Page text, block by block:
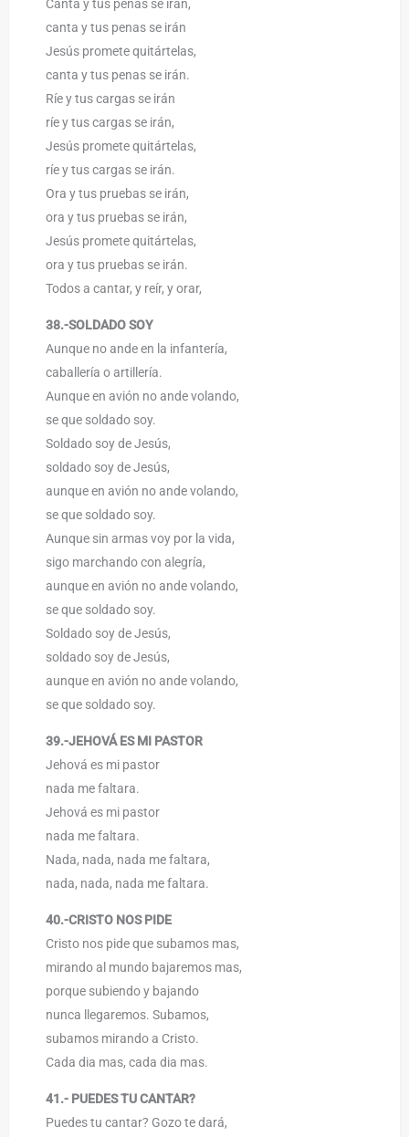
Canta y tus penas se irán,
canta y tus penas se irán
Jesús promete quitártelas,
canta y tus penas se irán.
Ríe y tus cargas se irán
ríe y tus cargas se irán,
Jesús promete quitártelas,
ríe y tus cargas se irán.
Ora y tus pruebas se irán,
ora y tus pruebas se irán,
Jesús promete quitártelas,
ora y tus pruebas se irán.
Todos a cantar, y reír, y orar,
38.-SOLDADO SOY
Aunque no ande en la infantería,
caballería o artillería.
Aunque en avión no ande volando,
se que soldado soy.
Soldado soy de Jesús,
soldado soy de Jesús,
aunque en avión no ande volando,
se que soldado soy.
Aunque sin armas voy por la vida,
sigo marchando con alegría,
aunque en avión no ande volando,
se que soldado soy.
Soldado soy de Jesús,
soldado soy de Jesús,
aunque en avión no ande volando,
se que soldado soy.
39.-JEHOVÁ ES MI PASTOR
Jehová es mi pastor
nada me faltara.
Jehová es mi pastor
nada me faltara.
Nada, nada, nada me faltara,
nada, nada, nada me faltara.
40.-CRISTO NOS PIDE
Cristo nos pide que subamos mas,
mirando al mundo bajaremos mas,
porque subiendo y bajando
nunca llegaremos. Subamos,
subamos mirando a Cristo.
Cada dia mas, cada dia mas.
41.- PUEDES TU CANTAR?
Puedes tu cantar? Gozo te dará,